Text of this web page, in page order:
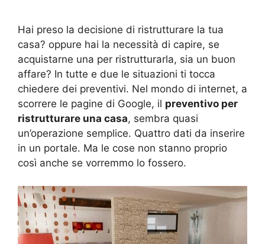
Hai preso la decisione di ristrutturare la tua
casa? oppure hai la necessità di capire, se
acquistarne una per ristrutturarla, sia un buon
affare? In tutte e due le situazioni ti tocca
chiedere dei preventivi. Nel mondo di internet, a
scorrere le pagine di Google, il preventivo per
ristrutturare una casa, sembra quasi
un’operazione semplice. Quattro dati da inserire
in un portale. Ma le cose non stanno proprio
così anche se vorremmo lo fossero.